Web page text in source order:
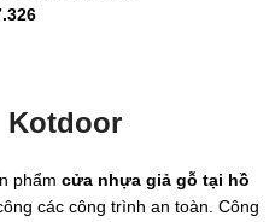
Kotdoor
phẩm cửa nhựa giả gỗ tại hồ
các công trình an toàn. Công